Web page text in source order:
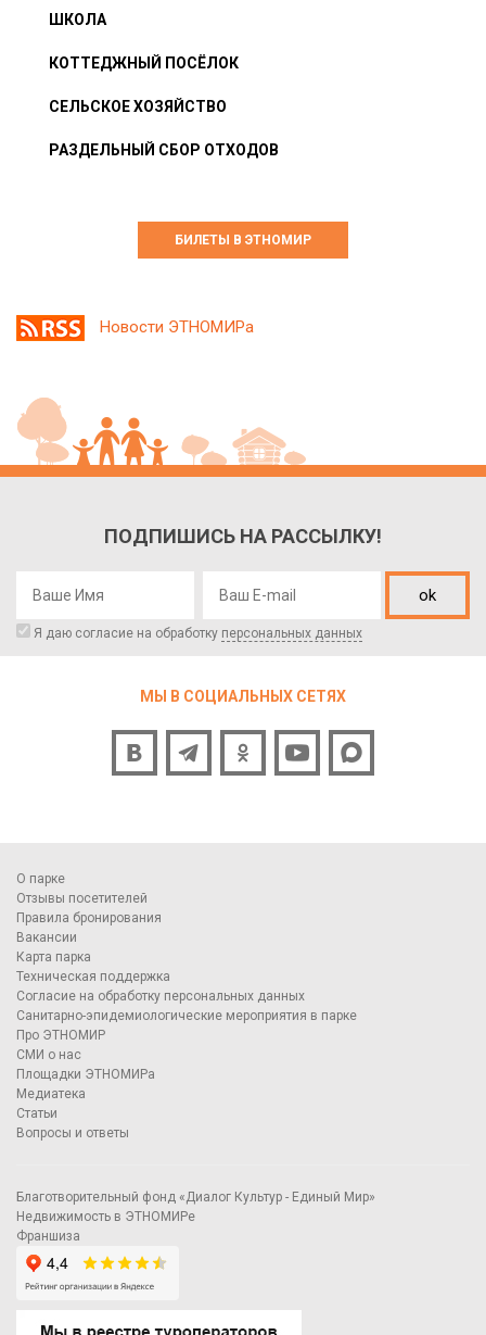
ШКОЛА
КОТТЕДЖНЫЙ ПОСЁЛОК
СЕЛЬСКОЕ ХОЗЯЙСТВО
РАЗДЕЛЬНЫЙ СБОР ОТХОДОВ
БИЛЕТЫ В ЭТНОМИР
Новости ЭТНОМИРа
ПОДПИШИСЬ НА РАССЫЛКУ!
ok
Я даю согласие на обработку персональных данных
МЫ В СОЦИАЛЬНЫХ СЕТЯХ
О парке
Отзывы посетителей
Правила бронирования
Вакансии
Карта парка
Техническая поддержка
Согласие на обработку персональных данных
Санитарно-эпидемиологические мероприятия в парке
Про ЭТНОМИР
СМИ о нас
Площадки ЭТНОМИРа
Медиатека
Статьи
Вопросы и ответы
Благотворительный фонд «Диалог Культур - Единый Мир»
Недвижимость в ЭТНОМИРе
Франшиза